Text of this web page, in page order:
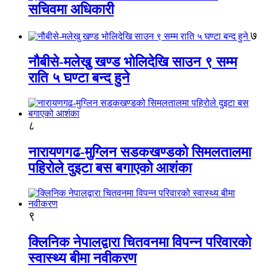
सचिवमा अधिकारी
७
नौबीसे-मलेखु खण्ड भोलिदेखि साउन ९ सम्म
राति ५ घण्टा बन्द हुने
८
नारायणगढ-मुग्लिन सडकखण्डको सिमलतालमा
पहिरोले दुइटा बस बगाएको आशंका
९
क्लिनिक नेपालद्वारा चितवनमा विपन्न परिवारको
स्वास्थ्य बीमा नवीकरण